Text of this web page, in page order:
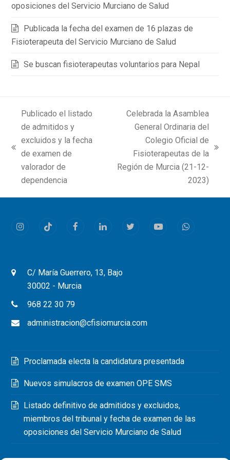
oposiciones del Servicio Murciano de Salud
Publicada la fecha del examen de 16 plazas de
Fisioterapeuta del Servicio Murciano de Salud
Se buscan fisioterapeutas voluntarios para Nepal
previous
post:
Publicado el listado
de admitidos y
excluidos y la fecha
de examen de
valorador de
dependencia
post:
Celebrada la Asamblea
General Ordinaria del
Colegio Oficial de
Fisioterapeutas de la
Región de Murcia (21-12-
2023)
InstagramTiktok FacebookLinkedInTwitterYoutubeWhatsapp
C/ María Guerrero, 13, Bajo
30002 - Murcia
968 22 30 79
administracion@cfisiomurcia.com
Proclamada electa la candidatura presentada
Nuevos simulacros de examen OPE SMS
Listado definitivo de admitidos y excluidos,
miembros del tribunal y fecha de examen de las
oposiciones del Servicio Murciano de Salud